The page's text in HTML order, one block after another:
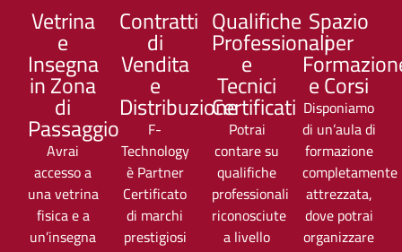
Vetrina
e
Insegna
in Zona
di
Passaggio
Avrai
accesso a
una vetrina
fisica e a
un’insegna
Contratti
di
Vendita
e
Distribuzione
F-
Technology
è Partner
Certificato
di marchi
prestigiosi
Qualifiche
Professionali
e
Tecnici
Certificati
Potrai
contare su
qualifiche
professionali
riconosciute
a livello
Spazio
per
e Corsi
Disponiamo
di un’aula di
formazione
completamente
attrezzata,
dove potrai
organizzare